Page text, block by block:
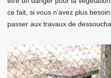
ce fait, si vous n’avez plus
passer aux travaux de